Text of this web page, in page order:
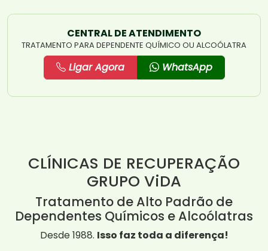
CENTRAL DE ATENDIMENTO
TRATAMENTO PARA DEPENDENTE QUÍMICO OU ALCOÓLATRA
Ligar Agora WhatsApp
CLÍNICAS DE RECUPERAÇÃO
GRUPO ViDA
Tratamento de Alto Padrão de
Dependentes Químicos e Alcoólatras
Desde 1988. Isso faz toda a diferença!